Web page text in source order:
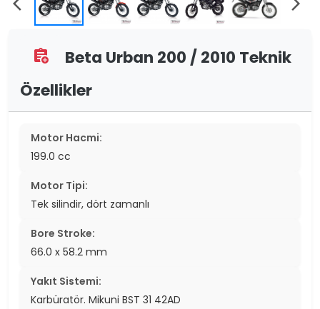
arrow_back_ios arrow_forward_ios
assignment_add
Beta Urban 200 / 2010 Teknik
Özellikler
Motor Hacmi:
199.0 cc
Motor Tipi:
Tek silindir, dört zamanlı
Bore Stroke:
66.0 x 58.2 mm
Yakıt Sistemi:
Karbüratör. Mikuni BST 31 42AD